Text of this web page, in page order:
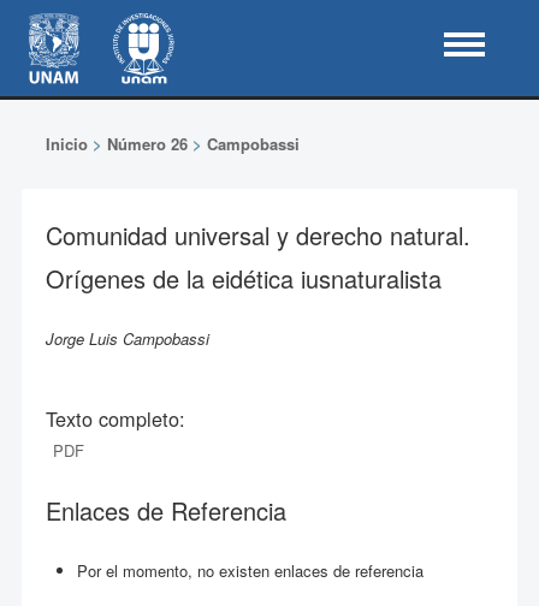
Inicio> Número 26> Campobassi
Comunidad universal y derecho natural.
Orígenes de la eidética iusnaturalista
Jorge Luis Campobassi
Texto completo:
PDF
Enlaces de Referencia
Por el momento, no existen enlaces de referencia